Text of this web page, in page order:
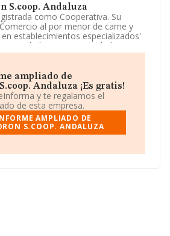
S.coop. Andaluza
como Cooperativa. Su
al por menor de carne y
establecimientos especializados'
sociedad no tiene actividad en
S.Coop. Andaluza
fiscal en Lugar Finca El
4, (41610), Paradas, Sevilla,
y disponiendo de los datos de
a nivel nacional la facturación
entre todas las compañías
ampliado de
Andaluza ¡Es gratis!
y te regalamos el
de esta empresa.
AMPLIADO DE
S.COOP. ANDALUZA